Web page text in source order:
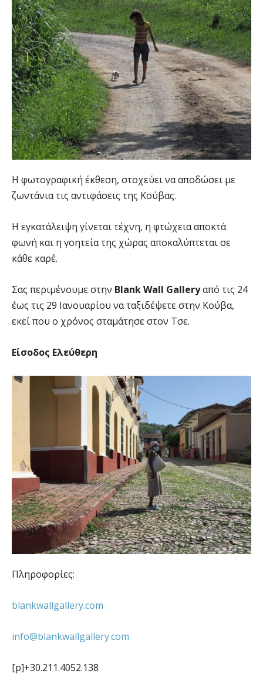
Η φωτογραφική έκθεση, στοχεύει να αποδώσει με
ζωντάνια τις αντιφάσεις της Κούβας.
Η εγκατάλειψη γίνεται τέχνη, η φτώχεια αποκτά
φωνή και η γοητεία της χώρας αποκαλύπτεται σε
κάθε καρέ.
Σας περιμένουμε στην Blank Wall Galleryαπό τις 24
έως τις 29 Ιανουαρίου να ταξιδέψετε στην Κούβα,
εκεί που ο χρόνος σταμάτησε στον Τσε.
Είσοδος Ελεύθερη
Πληροφορίες:
blankwallgallery.com
info@blankwallgallery.com
[p]+30.211.4052.138